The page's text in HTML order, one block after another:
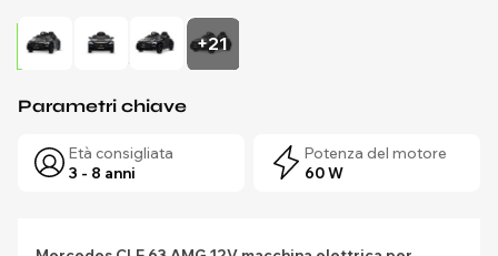
+21
Parametri chiave
Età consigliata
3 - 8 anni
Potenza del motore
60 W